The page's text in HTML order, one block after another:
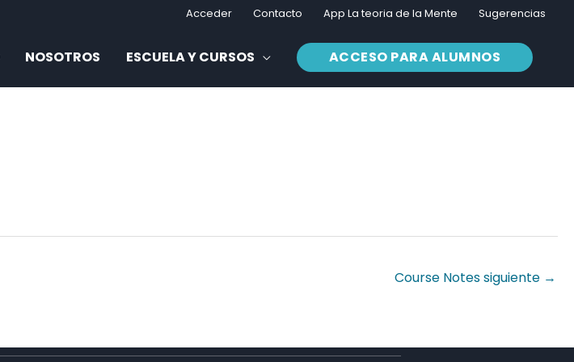
Acceder Contacto App La teoria de la Mente Sugerencias
NOSOTROS ESCUELA Y CURSOS ACCESO PARA ALUMNOS
Course Notes siguiente →